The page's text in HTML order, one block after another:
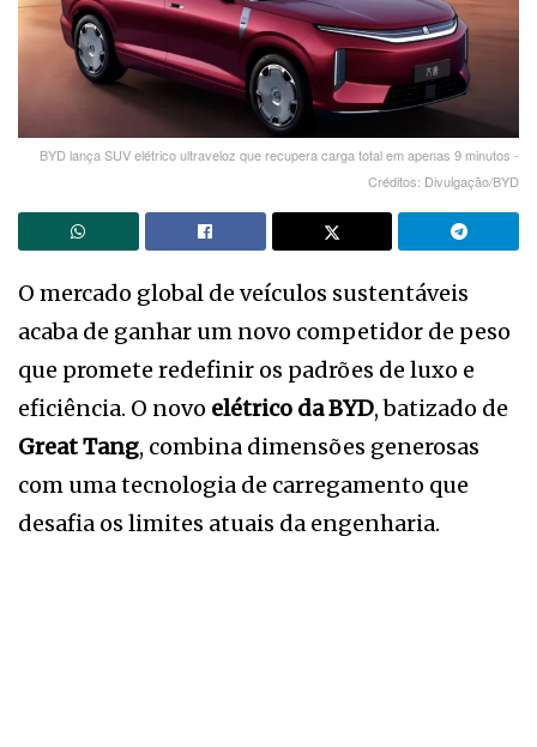
BYD lança SUV elétrico ultraveloz que recupera carga total em apenas 9 minutos -
Créditos: Divulgação/BYD
O mercado global de veículos sustentáveis
acaba de ganhar um novo competidor de peso
que promete redefinir os padrões de luxo e
eficiência. O novo elétrico da BYD, batizado de
Great Tang, combina dimensões generosas
com uma tecnologia de carregamento que
desafia os limites atuais da engenharia.